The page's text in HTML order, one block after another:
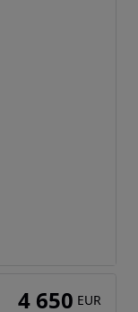
4 650 EUR